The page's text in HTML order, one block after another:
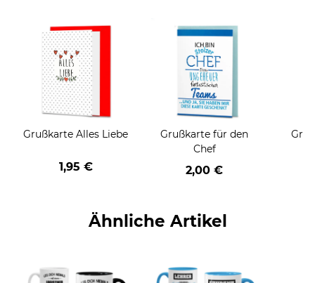
Grußkarte Alles Liebe
1,95 €
Grußkarte für den
Chef
2,00 €
Ähnliche Artikel